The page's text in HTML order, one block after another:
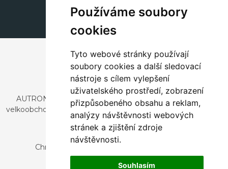
Používáme soubory
cookies
Tyto webové stránky používají
soubory cookies a další sledovací
nástroje s cílem vylepšení
uživatelského prostředí, zobrazení
přizpůsobeného obsahu a reklam,
analýzy návštěvnosti webových
stránek a zjištění zdroje
návštěvnosti.
Souhlasím
AUTRONIC, s.r.o. je společnost zabývající se dovozem a
velkoobchodním prodejem designového i stylového nábytku
a dekorací.
Česká republika
Chrustenice 270, 267 12 Loděnice u Berouna
Slovensko